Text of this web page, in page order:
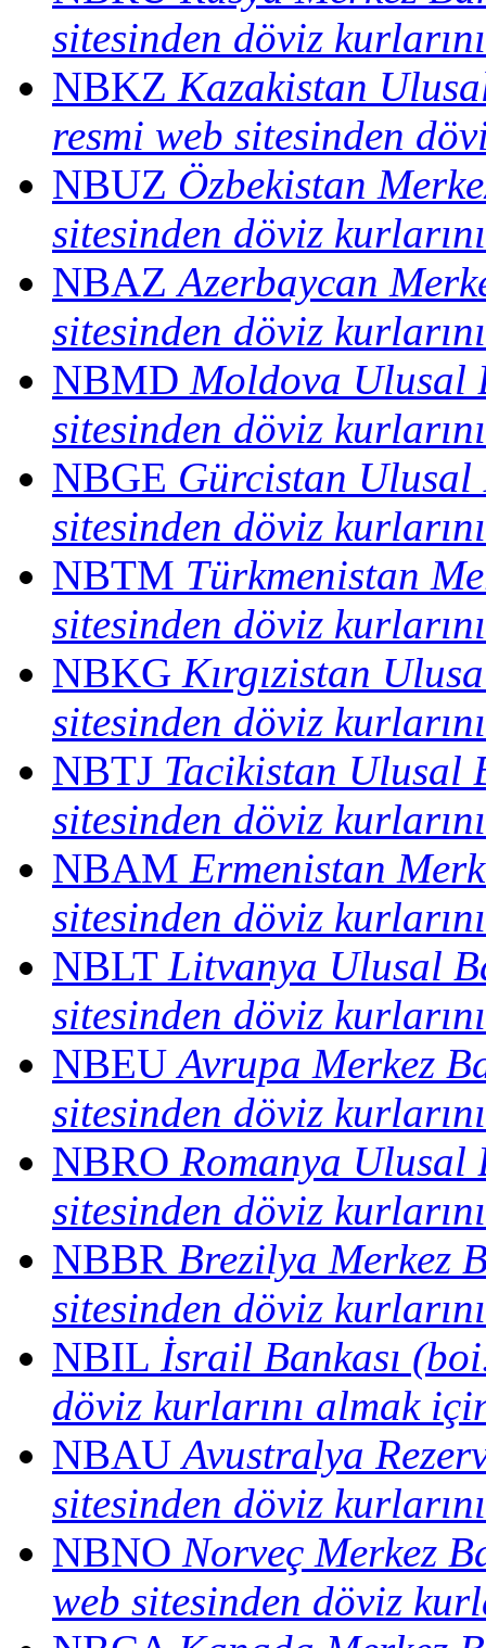
sitesinden döviz
NBKZ Kazakistan
resmi web sitesinden
NBUZ Özbekistan
sitesinden döviz
NBAZ Azerbaycan
sitesinden döviz
NBMD Moldova Ulusal
sitesinden döviz
NBGE Gürcistan Ulusal
sitesinden döviz
NBTM Türkmenistan
sitesinden döviz
NBKG Kırgızistan
sitesinden döviz
NBTJ Tacikistan Ulusal
sitesinden döviz
NBAM Ermenistan
sitesinden döviz
NBLT Litvanya Ulusal
sitesinden döviz
NBEU Avrupa Merkez
sitesinden döviz
NBRO Romanya Ulusal
sitesinden döviz
NBBR Brezilya Merkez
sitesinden döviz
NBIL İsrail Bankası
döviz kurlarını almak
NBAU Avustralya
sitesinden döviz
NBNO Norveç Merkez
web sitesinden döviz